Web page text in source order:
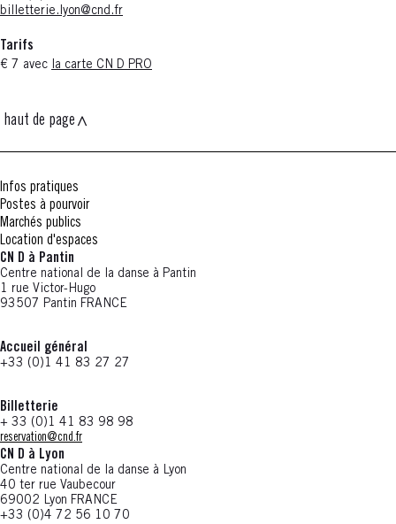
billetterie.lyon@cnd.fr
Tarifs
€ 7 avec la carte CN D PRO
haut de page
Infos pratiques
Postes à pourvoir
Marchés publics
Location d'espaces
CN D à Pantin
Centre national de la danse à Pantin
1 rue Victor-Hugo
93507 Pantin FRANCE
Accueil général
+33 (0)1 41 83 27 27
Billetterie
+ 33 (0)1 41 83 98 98
reservation@cnd.fr
CN D à Lyon
Centre national de la danse à Lyon
40 ter rue Vaubecour
69002 Lyon FRANCE
+33 (0)4 72 56 10 70